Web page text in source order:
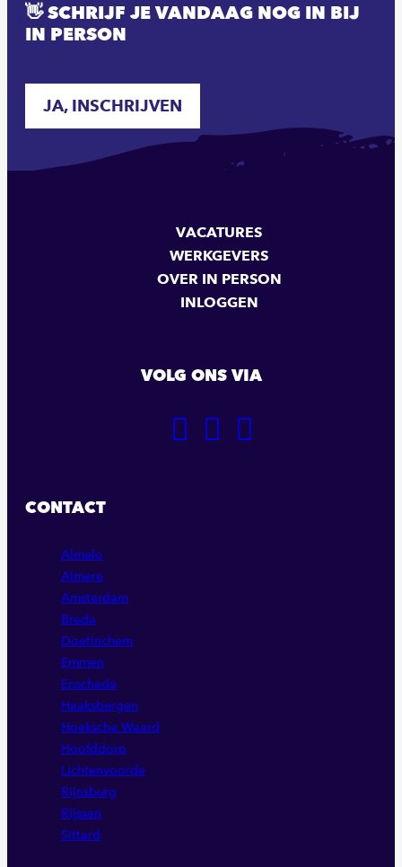
👋 SCHRIJF JE VANDAAG NOG IN BIJ
IN PERSON
JA, INSCHRIJVEN
VACATURES
WERKGEVERS
OVER IN PERSON
INLOGGEN
VOLG ONS VIA
GA
GA
CONTACT
Almelo
Almere
Amsterdam
Breda
Doetinchem
Emmen
Enschede
Haaksbergen
Hoeksche Waard
Hoofddorp
Lichtenvoorde
Rijnsburg
Rijssen
Sittard